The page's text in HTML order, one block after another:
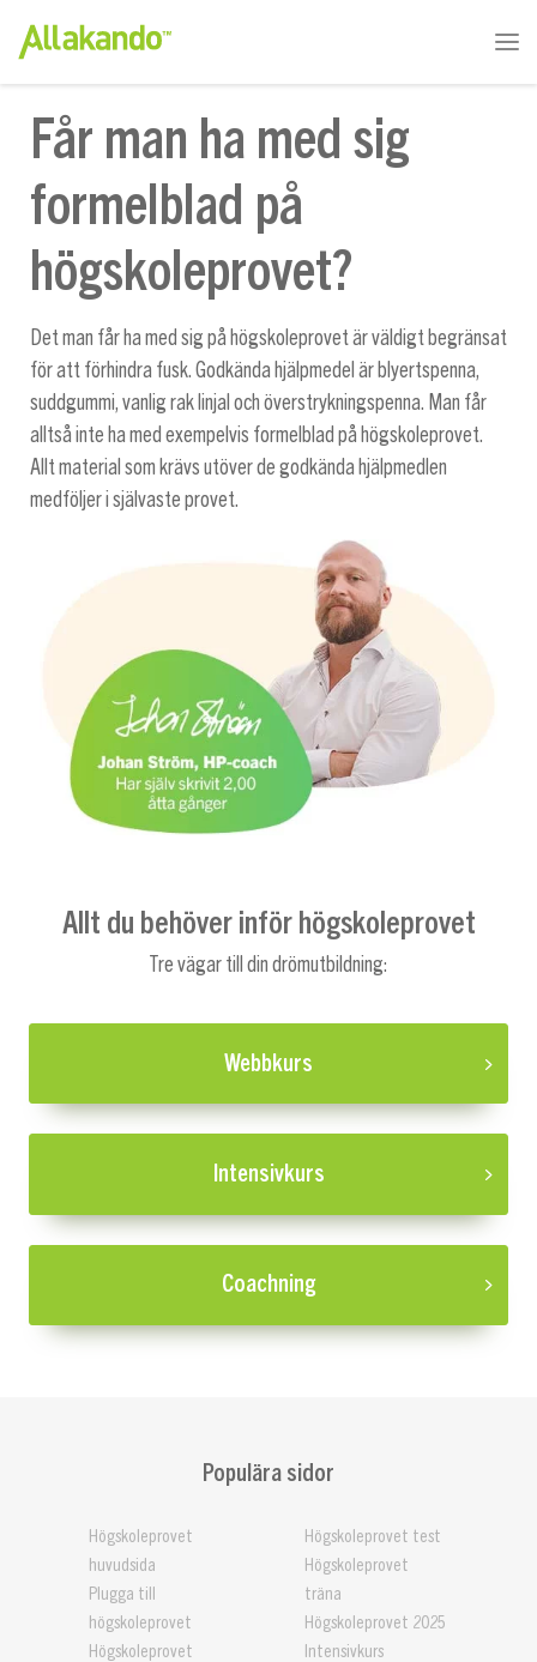
Får man ha med sig
formelblad på
högskoleprovet?
Det man får ha med sig på högskoleprovet är väldigt begränsat
för att förhindra fusk. Godkända hjälpmedel är blyertspenna,
suddgummi, vanlig rak linjal och överstrykningspenna. Man får
alltså inte ha med exempelvis formelblad på högskoleprovet.
Allt material som krävs utöver de godkända hjälpmedlen
medföljer i självaste provet.
Allt du behöver inför högskoleprovet
Tre vägar till din drömutbildning:
Webbkurs
Intensivkurs
Coachning
Populära sidor
Högskoleprovet
huvudsida
Plugga till
högskoleprovet
Högskoleprovet
Högskoleprovet test
Högskoleprovet
träna
Högskoleprovet 2025
Intensivkurs